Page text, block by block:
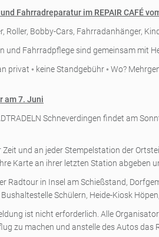
Fahrradreparatur im REPAIR CAFÉ
Roller, Bobby-Cars, Fahrradanhänger,
und Fahrradpflege sind gemeinsam mit
privat ◦ keine Standgebühr ◦ Wo?
am 7. Juni
Schneverdingen findet am
Zeit und an jeder Stempelstation der
Karte an ihrer letzten Station abgeben
Radtour in Insel am Schießstand,
Schülern, Heide-Kiosk
ist nicht erforderlich. Alle
zu machen und anstelle des Autos das